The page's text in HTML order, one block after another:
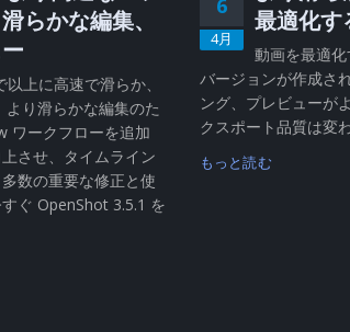
らかな編集、
上に高速で滑らか、
り滑らかな編集のた
ワークフローを追加
させ、タイムライン
数の重要な修正と使
ぐ OpenShot 3.5.1 を
4月
最適化す
動画を最適
バージョンが作成さ
ング、プレビューが
クスポート品質は変
もっと読む